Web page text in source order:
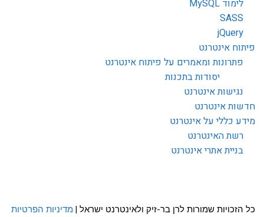
לימוד MySQL
SASS
jQuery
פיתוח אינטרנט
פתרונות ומאמרים על פיתוח אינטרנט
יסודות בתכנות
נגישות אינטרנט
חדשות אינטרנט
מידע כללי על אינטרנט
רשת האינטרנט
בניית אתרי אינטרנט
כל הזכויות שמורות לרן בר-זיק ולאינטרנט ישראל | מדיניות הפרטיות